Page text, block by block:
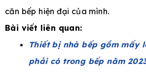
căn bếp hiện đại của mình.
Bài viết liên quan:
Thiết bị nhà bếp gồm mấy
phải có trong bếp năm